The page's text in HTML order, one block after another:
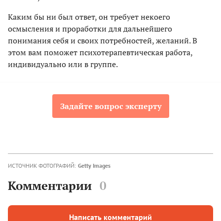
Каким бы ни был ответ, он требует некоего
осмысления и проработки для дальнейшего
понимания себя и своих потребностей, желаний. В
этом вам поможет психотерапевтическая работа,
индивидуально или в группе.
Задайте вопрос эксперту
ИСТОЧНИК ФОТОГРАФИЙ: Getty Images
Комментарии 0
Написать комментарий